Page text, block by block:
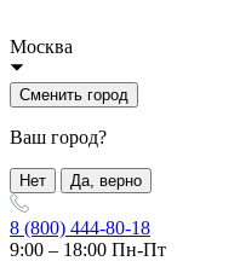
Москва
Сменить город
Ваш город?
Нет Да, верно
8 (800) 444-80-18
9:00 – 18:00 Пн-Пт